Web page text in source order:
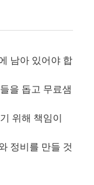
남아 있어야 합
을 돕고 무료샘
위해 책임이
정비를 만들 것